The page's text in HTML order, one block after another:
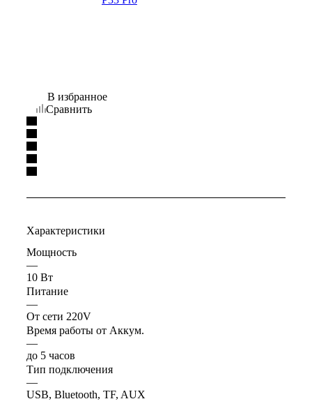
В избранное
Сравнить
Характеристики
Мощность
—
10 Вт
Питание
—
От сети 220V
Время работы от Аккум.
—
до 5 часов
Тип подключения
—
USB, Bluetooth, TF, AUX